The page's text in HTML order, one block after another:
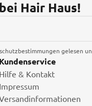
Hair Haus!
gelesen
Kundenservice
Hilfe & Kontakt
Impressum